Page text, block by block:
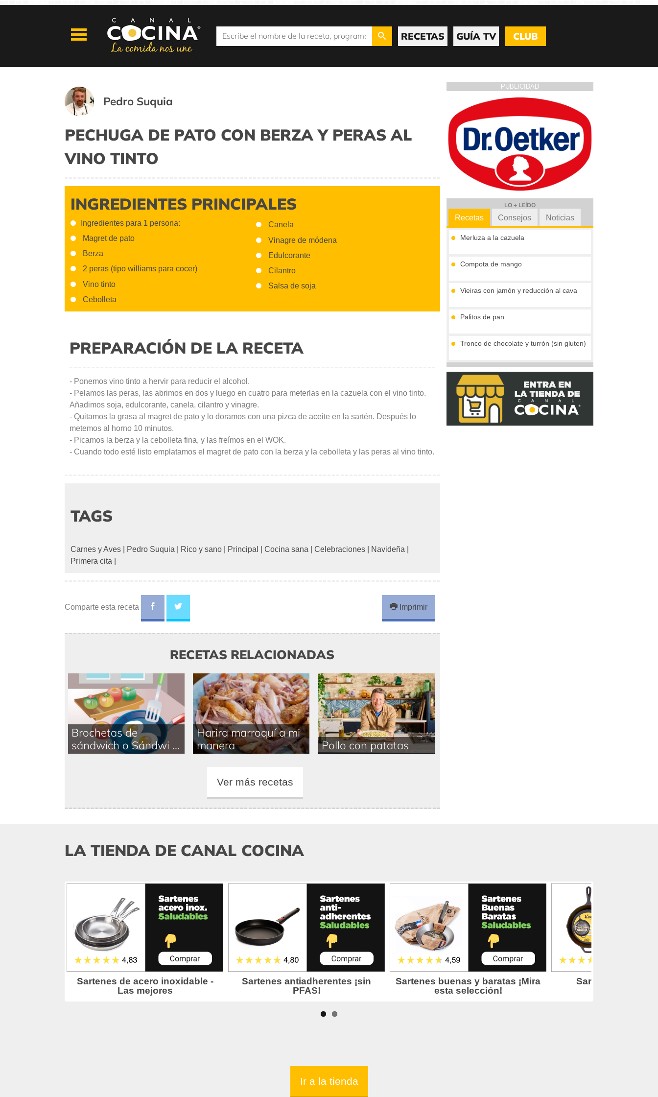
RECETAS GUÍA TV CLUB
Pedro Suquia
PECHUGA DE PATO CON BERZA Y PERAS AL
VINO TINTO
INGREDIENTES PRINCIPALES
Ingredientes para 1 persona:
Magret de pato
Berza
2 peras (tipo williams para cocer)
Vino tinto
Cebolleta
Canela
Vinagre de módena
Edulcorante
Cilantro
Salsa de soja
PREPARACIÓN DE LA RECETA
- Ponemos vino tinto a hervir para reducir el alcohol.
- Pelamos las peras, las abrimos en dos y luego en cuatro para meterlas en la cazuela con el vino tinto.
Añadimos soja, edulcorante, canela, cilantro y vinagre.
- Quitamos la grasa al magret de pato y lo doramos con una pizca de aceite en la sartén. Después lo
metemos al horno 10 minutos.
- Picamos la berza y la cebolleta fina, y las freímos en el WOK.
- Cuando todo esté listo emplatamos el magret de pato con la berza y la cebolleta y las peras al vino tinto.
TAGS
Carnes y Aves Pedro Suquia Rico y sano Principal Cocina sana Celebraciones Navideña
Primera cita
Comparte esta receta Imprimir
RECETAS RELACIONADAS
Brochetas de
sándwich o Sándwi ...
Harira marroquí a mi
manera
Pollo con patatas
Ver más recetas
PUBLICIDAD
LO + LEÍDO
Recetas
Merluza a la cazuela
Compota de mango
Vieiras con jamón y reducción al cava
Palitos de pan
Tronco de chocolate y turrón (sin gluten)
Crema de boletus y huevo de codorniz
Consejos Noticias
LA TIENDA DE CANAL COCINA
Ir a la tienda